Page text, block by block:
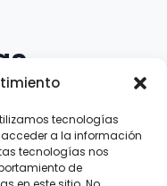
tecnologías
a la información
tecnologías nos
de